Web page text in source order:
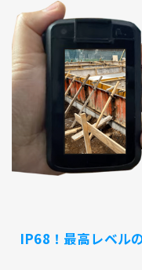
IP68！最高レベル